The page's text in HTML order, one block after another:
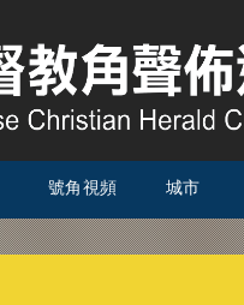
號角視頻 城市